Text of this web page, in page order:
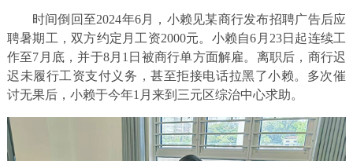
时间倒回至2024年6月，小赖见某商行发布招聘广告后应
聘暑期工，双方约定月工资2000元。小赖自6月23日起连续工
作至7月底，并于8月1日被商行单方面解雇。离职后，商行迟
迟未履行工资支付义务，甚至拒接电话拉黑了小赖。多次催
讨无果后，小赖于今年1月来到三元区综治中心求助。